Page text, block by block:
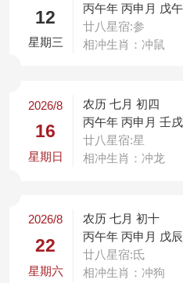
12
星期三
丙午年 丙申月 戊
廿八星宿:参
相冲生肖：冲鼠
2026/8
16
星期日
农历 七月 初四
丙午年 丙申月 壬
廿八星宿:星
相冲生肖：冲龙
2026/8
22
星期六
农历 七月 初十
丙午年 丙申月 戊
廿八星宿:氐
相冲生肖：冲狗